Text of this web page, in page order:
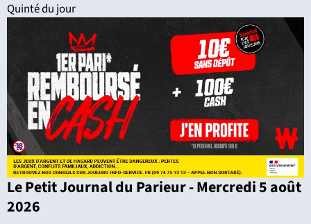
Quinté du jour
Le Petit Journal du Parieur - Mercredi 5 août
2026